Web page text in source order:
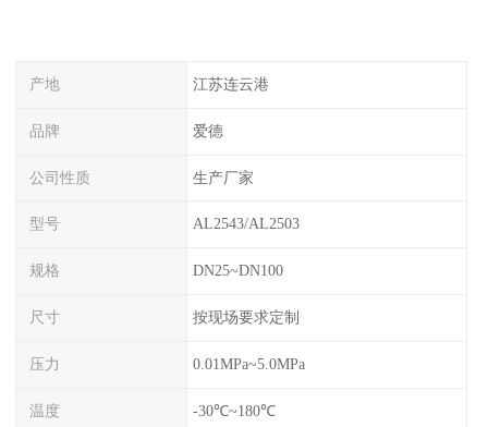
产地 江苏连云港
品牌 爱德
公司性质 生产厂家
型号 AL2543/AL2503
规格 DN25~DN100
尺寸 按现场要求定制
压力 0.01MPa~5.0MPa
温度 -30℃~180℃